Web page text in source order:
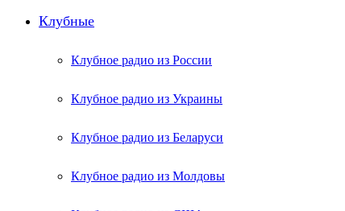
Клубные
Клубное радио из России
Клубное радио из Украины
Клубное радио из Беларуси
Клубное радио из Молдовы